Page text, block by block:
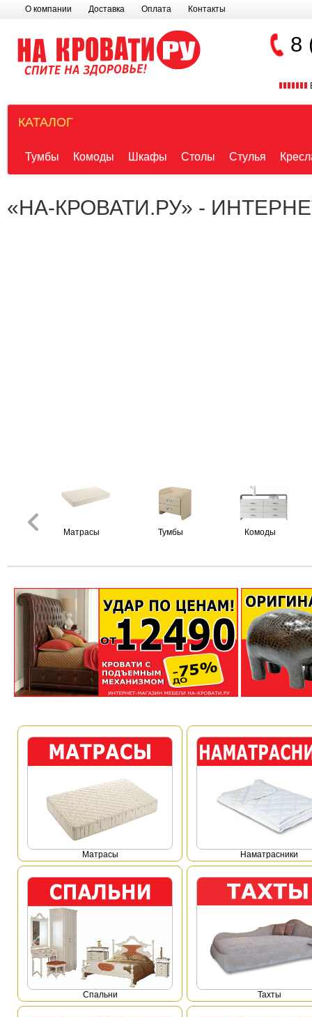
О компании Доставка Оплата Контакты
8
КАТАЛОГ
Тумбы Комоды Шкафы Столы Стулья
«НА-КРОВАТИ.РУ» -
Матрасы Тумбы Комоды
Mатрасы Наматрасники
Спальни Тахты